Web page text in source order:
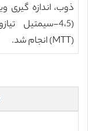
(MTT) انجام شد.